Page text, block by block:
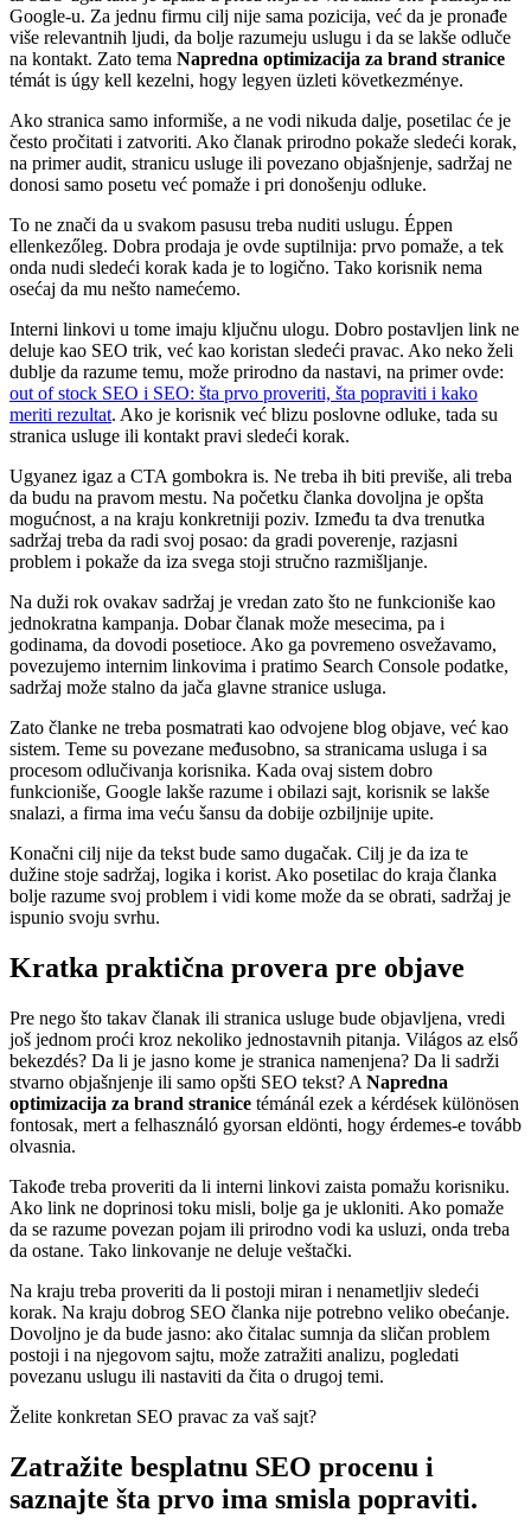
Google-u. Za jednu firmu cilj nije sama pozicija, već da je pronađe
više relevantnih ljudi, da bolje razumeju uslugu i da se lakše odluče
na kontakt. Zato tema Napredna optimizacija za brand stranice
témát is úgy kell kezelni, hogy legyen üzleti következménye.
Ako stranica samo informiše, a ne vodi nikuda dalje, posetilac će je
često pročitati i zatvoriti. Ako članak prirodno pokaže sledeći korak,
na primer audit, stranicu usluge ili povezano objašnjenje, sadržaj ne
donosi samo posetu već pomaže i pri donošenju odluke.
To ne znači da u svakom pasusu treba nuditi uslugu. Éppen
ellenkezőleg. Dobra prodaja je ovde suptilnija: prvo pomaže, a tek
onda nudi sledeći korak kada je to logično. Tako korisnik nema
osećaj da mu nešto namećemo.
Interni linkovi u tome imaju ključnu ulogu. Dobro postavljen link ne
deluje kao SEO trik, već kao koristan sledeći pravac. Ako neko želi
dublje da razume temu, može prirodno da nastavi, na primer ovde:
out of stock SEO i SEO: šta prvo proveriti, šta popraviti i kako
meriti rezultat. Ako je korisnik već blizu poslovne odluke, tada su
stranica usluge ili kontakt pravi sledeći korak.
Ugyanez igaz a CTA gombokra is. Ne treba ih biti previše, ali treba
da budu na pravom mestu. Na početku članka dovoljna je opšta
mogućnost, a na kraju konkretniji poziv. Između ta dva trenutka
sadržaj treba da radi svoj posao: da gradi poverenje, razjasni
problem i pokaže da iza svega stoji stručno razmišljanje.
Na duži rok ovakav sadržaj je vredan zato što ne funkcioniše kao
jednokratna kampanja. Dobar članak može mesecima, pa i
godinama, da dovodi posetioce. Ako ga povremeno osvežavamo,
povezujemo internim linkovima i pratimo Search Console podatke,
sadržaj može stalno da jača glavne stranice usluga.
Zato članke ne treba posmatrati kao odvojene blog objave, već kao
sistem. Teme su povezane međusobno, sa stranicama usluga i sa
procesom odlučivanja korisnika. Kada ovaj sistem dobro
funkcioniše, Google lakše razume i obilazi sajt, korisnik se lakše
snalazi, a firma ima veću šansu da dobije ozbiljnije upite.
Konačni cilj nije da tekst bude samo dugačak. Cilj je da iza te
dužine stoje sadržaj, logika i korist. Ako posetilac do kraja članka
bolje razume svoj problem i vidi kome može da se obrati, sadržaj je
ispunio svoju svrhu.
Kratka praktična provera pre objave
Pre nego što takav članak ili stranica usluge bude objavljena, vredi
još jednom proći kroz nekoliko jednostavnih pitanja. Világos az első
bekezdés? Da li je jasno kome je stranica namenjena? Da li sadrži
stvarno objašnjenje ili samo opšti SEO tekst? A Napredna
optimizacija za brand stranice témánál ezek a kérdések különösen
fontosak, mert a felhasználó gyorsan eldönti, hogy érdemes-e tovább
olvasnia.
Takođe treba proveriti da li interni linkovi zaista pomažu korisniku.
Ako link ne doprinosi toku misli, bolje ga je ukloniti. Ako pomaže
da se razume povezan pojam ili prirodno vodi ka usluzi, onda treba
da ostane. Tako linkovanje ne deluje veštački.
Na kraju treba proveriti da li postoji miran i nenametljiv sledeći
korak. Na kraju dobrog SEO članka nije potrebno veliko obećanje.
Dovoljno je da bude jasno: ako čitalac sumnja da sličan problem
postoji i na njegovom sajtu, može zatražiti analizu, pogledati
povezanu uslugu ili nastaviti da čita o drugoj temi.
Želite konkretan SEO pravac za vaš sajt?
Zatražite besplatnu SEO procenu i
saznajte šta prvo ima smisla popraviti.